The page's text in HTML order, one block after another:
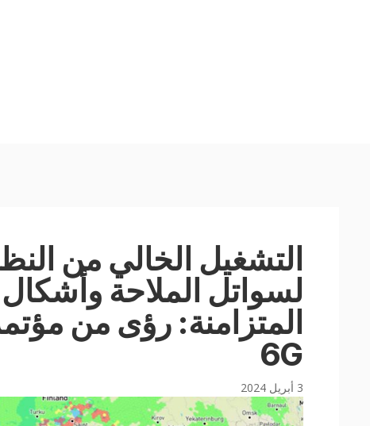
التشغيل الخالي من
لسواتل الملاحة
6G
3 أبريل 2024